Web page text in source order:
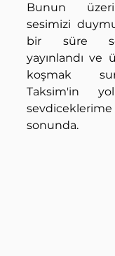
Bunun
sesimizi
bir süre
yayınlandı ve
koşmak
Taksim'in
sonunda.